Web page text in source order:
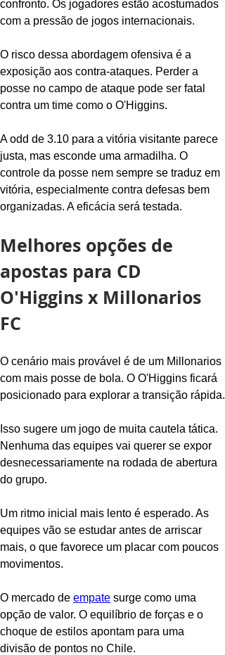
confronto. Os jogadores estão acostumados
com a pressão de jogos internacionais.
O risco dessa abordagem ofensiva é a
exposição aos contra-ataques. Perder a
posse no campo de ataque pode ser fatal
contra um time como o O'Higgins.
A odd de 3.10 para a vitória visitante parece
justa, mas esconde uma armadilha. O
controle da posse nem sempre se traduz em
vitória, especialmente contra defesas bem
organizadas. A eficácia será testada.
Melhores opções de
apostas para CD
O'Higgins x Millonarios
FC
O cenário mais provável é de um Millonarios
com mais posse de bola. O O'Higgins ficará
posicionado para explorar a transição rápida.
Isso sugere um jogo de muita cautela tática.
Nenhuma das equipes vai querer se expor
desnecessariamente na rodada de abertura
do grupo.
Um ritmo inicial mais lento é esperado. As
equipes vão se estudar antes de arriscar
mais, o que favorece um placar com poucos
movimentos.
O mercado de empate surge como uma
opção de valor. O equilíbrio de forças e o
choque de estilos apontam para uma
divisão de pontos no Chile.